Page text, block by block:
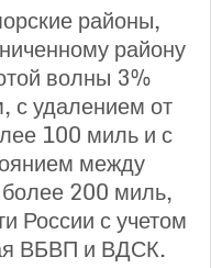
районы,
району
волны 3%
с удалением от
100 миль и с
между
200 миль,
России с учетом
ВБВП и ВДСК.